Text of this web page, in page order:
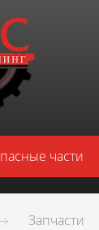
части
Запчасти